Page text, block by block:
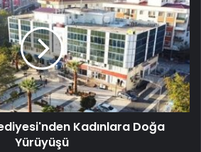
Kadınlara Doğa
Yürüyüşü